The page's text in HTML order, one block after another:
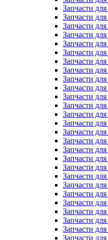
Запчасти
Запчасти
Запчасти
Запчасти
Запчасти
Запчасти
Запчасти
Запчасти
Запчасти
Запчасти
Запчасти
Запчасти
Запчасти
Запчасти
Запчасти
Запчасти
Запчасти
Запчасти
Запчасти
Запчасти
Запчасти
Запчасти
Запчасти
Запчасти
Запчасти
Запчасти
Запчасти